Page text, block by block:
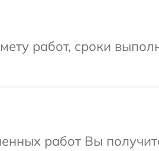
работ, сроки
работ Вы